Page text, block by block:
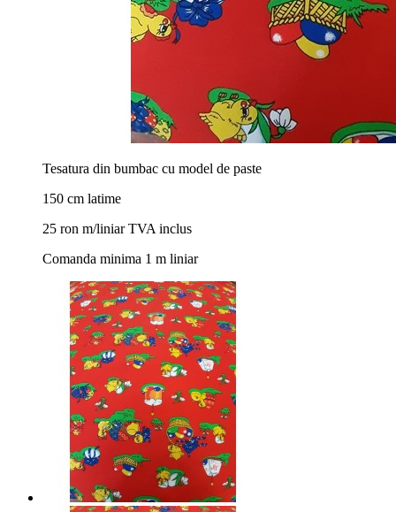
Tesatura din bumbac cu model de paste
150 cm latime
25 ron m/liniar TVA inclus
Comanda minima 1 m liniar